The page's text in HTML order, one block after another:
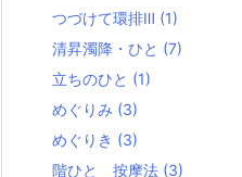
つづけて環排Ⅲ (1)
清昇濁降・ひと (7)
立ちのひと (1)
めぐりみ (3)
めぐりき (3)
階ひと 按摩法 (3)